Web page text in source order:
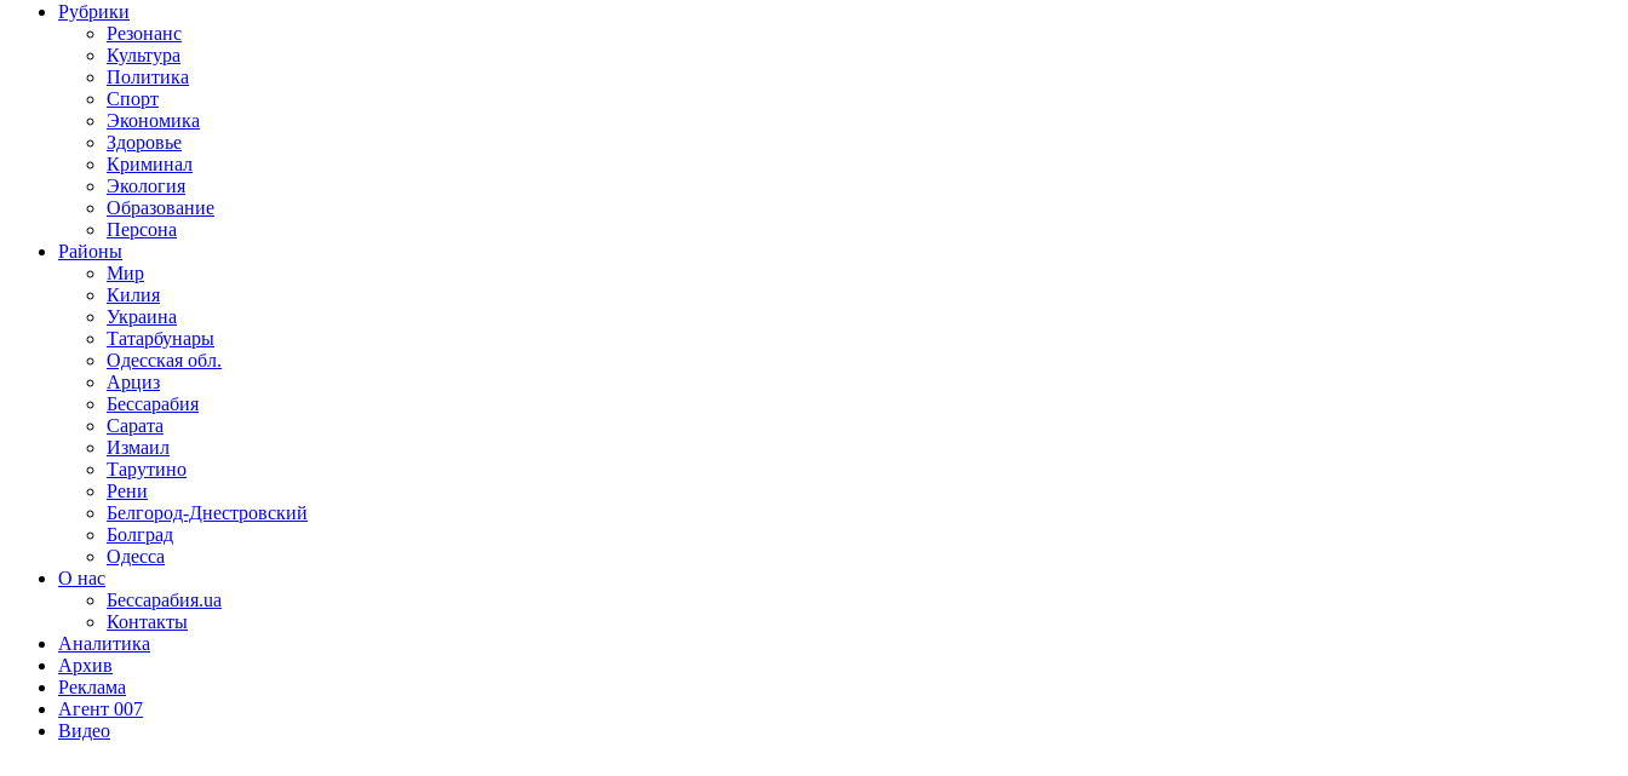
Рубрики
Резонанс
Культура
Политика
Спорт
Экономика
Здоровье
Криминал
Экология
Образование
Персона
Районы
Мир
Килия
Украина
Татарбунары
Одесская обл.
Арциз
Бессарабия
Сарата
Измаил
Тарутино
Рени
Белгород-Днестровский
Болград
Одесса
О нас
Бессарабия.ua
Контакты
Аналитика
Архив
Реклама
Агент 007
Видео